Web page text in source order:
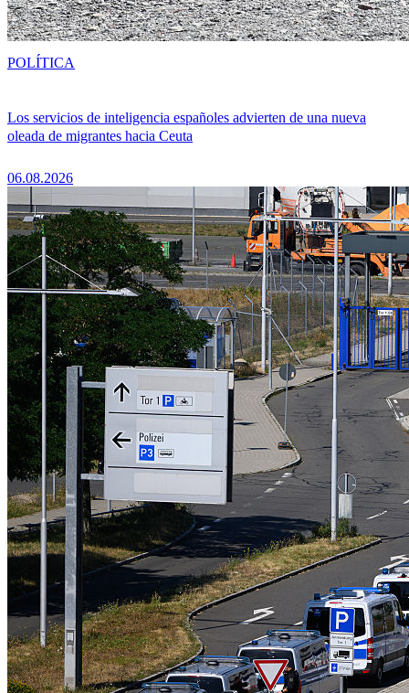
Los servicios de inteligencia españoles advierten de una nueva
oleada de migrantes hacia Ceuta
06.08.2026
POLÍTICA